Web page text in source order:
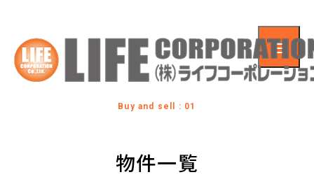
Buy and sell : 01
物件一覧